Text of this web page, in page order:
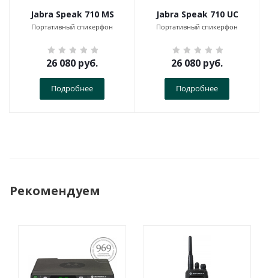
Jabra Speak 710 MS
Портативный спикерфон
26 080 руб.
Подробнее
Jabra Speak 710 UC
Портативный спикерфон
26 080 руб.
Подробнее
Рекомендуем
ПОСТАНОВЛЕНИЕ
969